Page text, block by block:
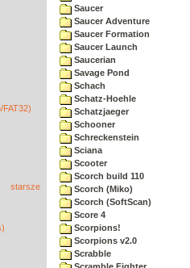
starsze
Saucer
Saucer Adventure
Saucer Formation
Saucer Launch
Saucerian
Savage Pond
Schach
Schatz-Hoehle
Schatzjaeger
Schooner
Schreckenstein
Sciana
Scooter
Scorch build 110
Scorch (Miko)
Scorch (SoftScan)
Score 4
Scorpions!
Scorpions v2.0
Scrabble